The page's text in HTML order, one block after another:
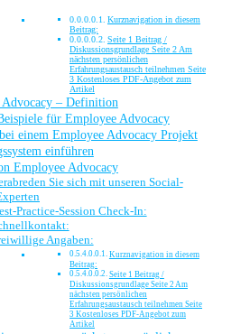
Kurznavigation in diesem
Beitrag:
Seite 1 Beitrag /
Diskussionsgrundlage Seite 2 Am
nächsten persönlichen
Erfahrungsaustausch teilnehmen Seite
3 Kostenloses PDF-Angebot zum
Artikel
Advocacy – Definition
für Employee Advocacy
einem Employee Advocacy Projekt
einführen
Employee Advocacy
Sie sich mit unseren Social-
Practice-Session Check-In:
Angaben:
Kurznavigation in diesem
Beitrag:
Seite 1 Beitrag /
Diskussionsgrundlage Seite 2 Am
nächsten persönlichen
Erfahrungsaustausch teilnehmen Seite
3 Kostenloses PDF-Angebot zum
Artikel